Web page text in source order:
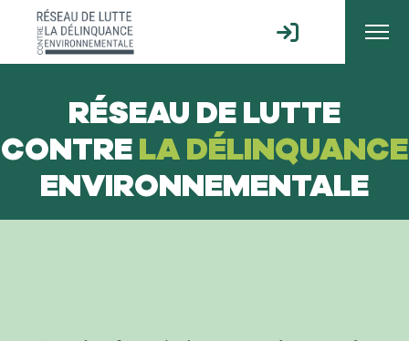
RÉSEAU DE LUTTE
CONTRELA DÉLINQUANCE
ENVIRONNEMENTALE